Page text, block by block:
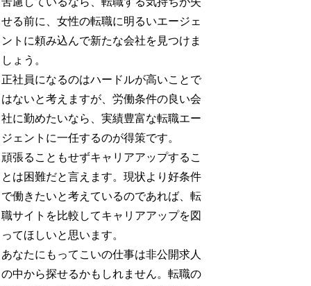
せる前に、女性の転職に明るいエージェ
ントに頼み込んで新たな会社を見つけま
しょう。
正社員になるのはハードルが高いことで
はないと考えますが、労働条件の良い会
社に勤めたいなら、実績豊富な転職エー
ジェントに一任するのが得策です。
頑張ることもせずキャリアアップするこ
とは困難だと言えます。現状より好条件
で働きたいと考えているのであれば、転
職サイトを比較してキャリアアップを図
ってほしいと思います。
あなたにもってこいの仕事は非公開求人
の中から探せるかもしれません。転職の